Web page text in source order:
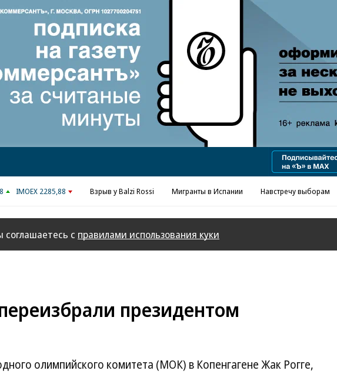
IMOEX 2285,88 Взрыв у Balzi Rossi Мигранты в Испании Навстречу выборам
соглашаетесь с правилами использования куки
президентом
олимпийского комитета (МОК) в Копенгагене Жак Рогге,